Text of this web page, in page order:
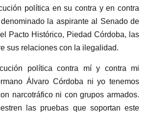
política en su contra y en contra
la aspirante al Senado de
Pacto Histórico, Piedad Córdoba, las
sus relaciones con la ilegalidad.
política contra mí y contra mi
Álvaro Córdoba ni yo tenemos
narcotráfico ni con grupos armados.
las pruebas que soportan este